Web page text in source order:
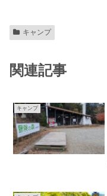
キャンプ
関連記事
キャンプ